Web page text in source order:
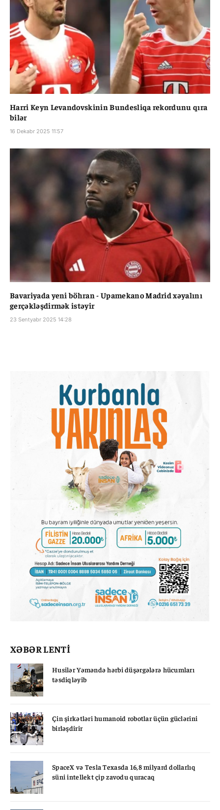
Harri Keyn Levandovskinin Bundesliqa rekordunu qıra
bilər
16 Dekabr 2025 11:57
Bavariyada yeni böhran - Upamekano Madrid xəyalını
gerçəkləşdirmək istəyir
23 Sentyabr 2025 14:28
XƏBƏR LENTİ
Husilər Yəməndə hərbi düşərgələrə hücumları
təsdiqləyib
Çin şirkətləri humanoid robotlar üçün güclərini
birləşdirir
SpaceX və Tesla Texasda 16,8 milyard dollarlıq
süni intellekt çip zavodu quracaq